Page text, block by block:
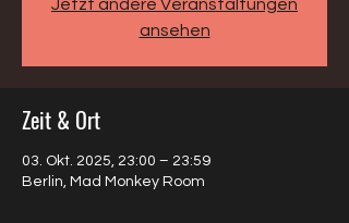
Jetzt andere Veranstaltungen
ansehen
Zeit & Ort
03. Okt. 2025, 23:00 – 23:59
Berlin, Mad Monkey Room